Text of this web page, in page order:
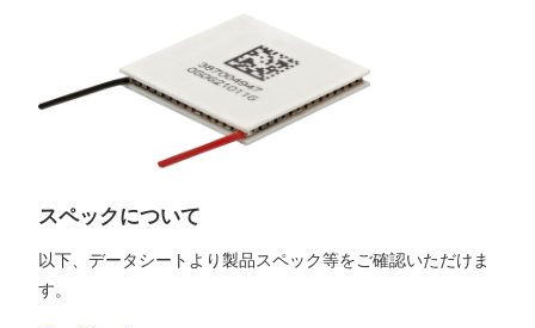
スペックについて
以下、データシートより製品スペック等をご確認いただけま
す。